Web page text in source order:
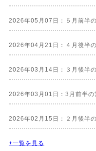
2026年05月07日：５月前半
2026年04月21日：４月後半
2026年03月14日：３月後半
2026年03月01日：3月前半の
2026年02月15日：２月後半
+一覧を見る